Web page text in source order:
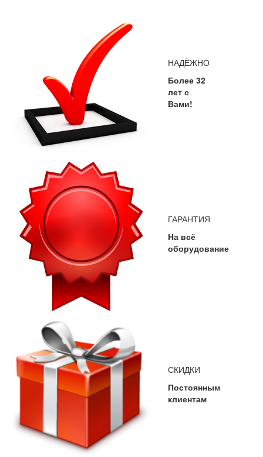
НАДЁЖНО
Более 32
лет с
Вами!
ГАРАНТИЯ
На всё
оборудование
СКИДКИ
Постоянным
клиентам